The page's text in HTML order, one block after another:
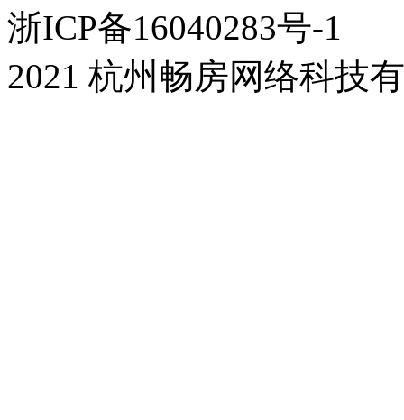
浙ICP备16040283号-1
2021 杭州畅房网络科技